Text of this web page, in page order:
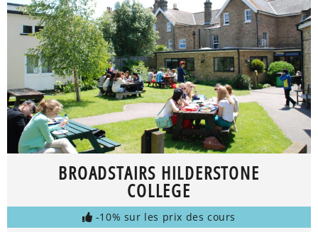
BROADSTAIRS HILDERSTONE
COLLEGE
-10% sur les prix des cours